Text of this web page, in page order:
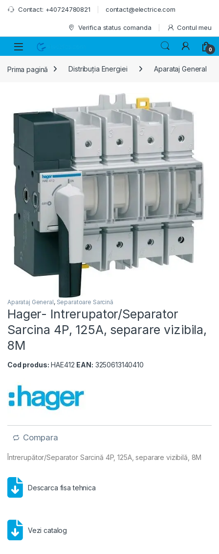
Skip to navigation
Skip to content
Contact: +40724780821 contact@electrice.com
Verifica status comanda Contul meu
0
Prima pagină Distribuția Energiei Aparataj General
Aparataj General, Separatoare Sarcină
Hager- Intrerupator/Separator
Sarcina 4P, 125A, separare vizibila,
8M
Cod produs: HAE412 EAN: 3250613140410
Compara
Întrerupător/Separator Sarcină 4P, 125A, separare vizibilă, 8M
Descarca fisa tehnica
Vezi catalog